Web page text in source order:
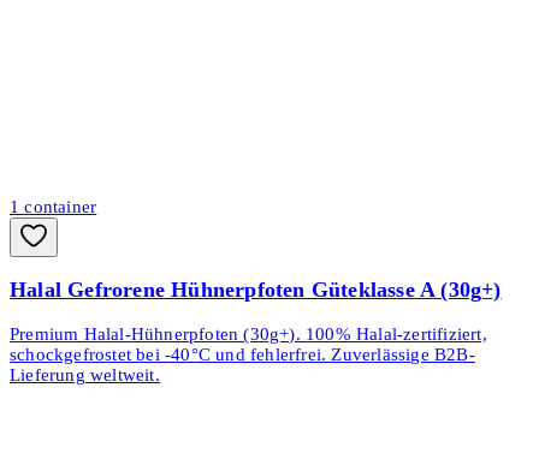
1container
Halal Gefrorene Hühnerpfoten Güteklasse A (30g+)
Premium Halal-Hühnerpfoten (30g+). 100% Halal-zertifiziert,
schockgefrostet bei -40°C und fehlerfrei. Zuverlässige B2B-
Lieferung weltweit.